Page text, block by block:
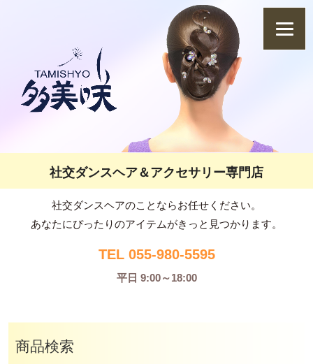
社交ダンスヘア＆アクセサリー専門店
社交ダンスヘアのことならお任せください。
あなたにぴったりのアイテムがきっと見つかります。
TEL 055-980-5595
平日 9:00～18:00
商品検索